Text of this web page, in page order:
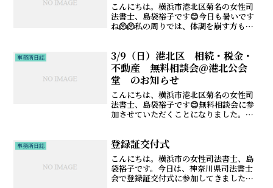
こんにちは。横浜市港北区菊名の女性司
法書士、島袋裕子です😊今日も暑いです
ね🫠🫠私の周りでは、体調を崩す方も多
内です！7/13(日)、7/14(月)の2日間、神
奈川公会堂...
事務所日誌
3/9（日）港北区 相続・税金・
不動産 無料相談会＠港北公会
堂 のお知らせ
こんにちは、横浜市港北区菊名の女性司
法書士、島袋裕子です😊無料相談会に参
加させていただくことになりました。各
チラシの電話番号0120-303-882までご予
約下さい！ま...
事務所日誌 登録証交付式
こんにちは。横浜市の女性司法書士、島
袋裕子です。今日は、神奈川県司法書士
会で登録証交付式に参加してきました。